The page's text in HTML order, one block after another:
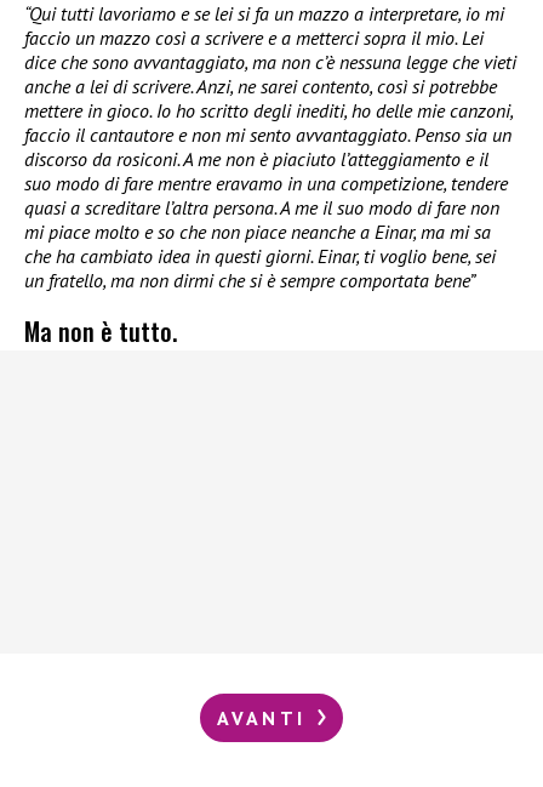
“Qui tutti lavoriamo e se lei si fa un mazzo a interpretare, io mi
faccio un mazzo così a scrivere e a metterci sopra il mio. Lei
dice che sono avvantaggiato, ma non c’è nessuna legge che vieti
anche a lei di scrivere. Anzi, ne sarei contento, così si potrebbe
mettere in gioco. Io ho scritto degli inediti, ho delle mie canzoni,
faccio il cantautore e non mi sento avvantaggiato. Penso sia un
discorso da rosiconi. A me non è piaciuto l’atteggiamento e il
suo modo di fare mentre eravamo in una competizione, tendere
quasi a screditare l’altra persona. A me il suo modo di fare non
mi piace molto e so che non piace neanche a Einar, ma mi sa
che ha cambiato idea in questi giorni. Einar, ti voglio bene, sei
un fratello, ma non dirmi che si è sempre comportata bene”
Ma non è tutto.
AVANTI